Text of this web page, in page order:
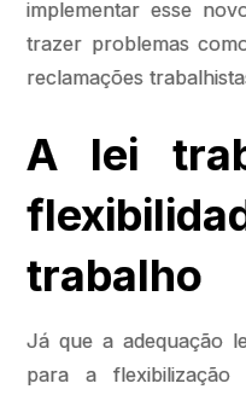
implementar esse
trazer problemas
reclamações
A lei
trabalho
Já que a adequação
para a